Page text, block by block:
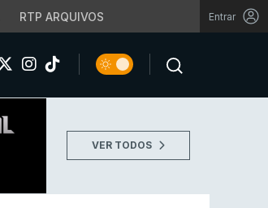
RTP ARQUIVOS Entrar
VER TODOS